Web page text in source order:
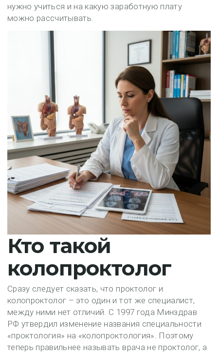
нужно учиться и на какую заработную плату
можно рассчитывать.
Кто такой
колопроктолог
Сразу следует сказать, что проктолог и
колопроктолог – это один и тот же специалист,
между ними нет отличий. С 1997 года Минздрав
РФ утвердил изменение названия специальности
«проктология» на «колопроктология». Поэтому
теперь правильнее называть врача не проктолог, а